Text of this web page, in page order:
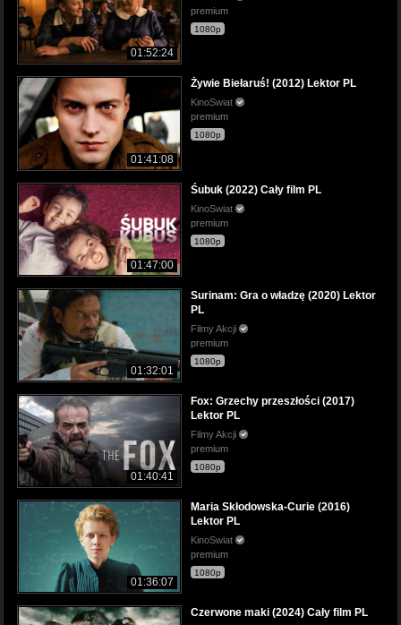
01:52:24
premium
1080p
01:41:08
Żywie Biełaruś! (2012) Lektor PL
KinoSwiat
premium
1080p
01:47:00
Śubuk (2022) Cały film PL
KinoSwiat
premium
1080p
01:32:01
Surinam: Gra o władzę (2020) Lektor
PL
Filmy Akcji
premium
1080p
01:40:41
Fox: Grzechy przeszłości (2017)
Lektor PL
Filmy Akcji
premium
1080p
01:36:07
Maria Skłodowska-Curie (2016)
Lektor PL
KinoSwiat
premium
1080p
Czerwone maki (2024) Cały film PL